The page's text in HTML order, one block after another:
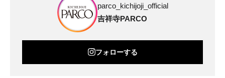
parco_kichijoji_official
吉祥寺PARCO
フォローする